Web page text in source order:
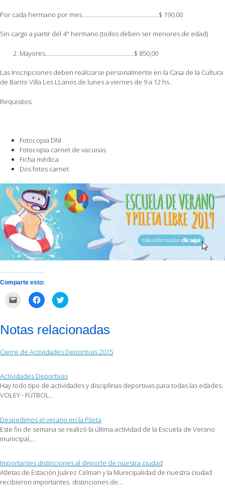
Por cada hermano por mes……………………………………………$ 190,00
Sin cargo a partir del 4° hermano (todos deben ser menores de edad)
Mayores…………………………………………………..$ 850,00
Las Inscripciones deben realizarse personalmente en la Casa de la Cultura
de Barrio Villa Los LLanos de lunes a viernes de 9 a 12 hs .
Requisitos:
Fotocopia DNI
Fotocopia carnet de vacunas
Ficha médica
Dos fotos carnet
Comparte esto:
correo
electrónico
amigo
una
ventana
nueva)
Haz
clic
Facebook
(Se
una
Haz
clic
Twitter
(Se
una
ventana
Notas relacionadas
Cierre de Actividades Deportivas 2015
Actividades Deportivas
Hay todo tipo de actividades y disciplinas deportivas para todas las edades:
VOLEY - FÚTBOL…
Despedimos el verano en la Pileta
Este fin de semana se realizó la última actividad de la Escuela de Verano
municipal,…
Importantes distinciones al deporte de nuestra ciudad
Atletas de Estación Juárez Celman y la Municipalidad de nuestra ciudad
recibieron importantes distinciones de…